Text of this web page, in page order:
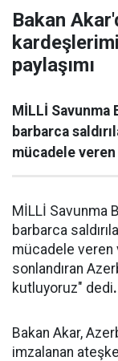
Bakan
paylaşımı
MİLLİ Savunma
barbarca
mücadele veren
MİLLİ Savunma
barbarca
mücadele veren
sonlandıran
kutluyoruz" dedi.
Bakan Akar,
imzalanan